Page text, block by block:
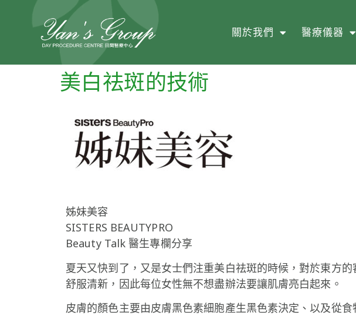
關於我們 醫療儀器
美白祛斑的技術
姊妹美容
SISTERS BEAUTYPRO
Beauty Talk 醫生專欄分享
夏天又快到了，又是女士們注重美白祛斑的時候，對於東方
舒服清新，因此每位女性無不想盡辦法要讓肌膚亮白起來。
皮膚的顏色主要由皮膚黑色素細胞產生黑色素決定、以及從